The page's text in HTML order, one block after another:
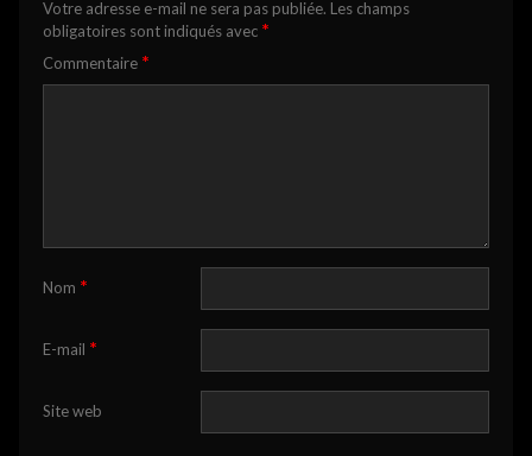
Votre adresse e-mail ne sera pas publiée. Les champs
obligatoires sont indiqués avec *
Commentaire *
Nom *
E-mail *
Site web